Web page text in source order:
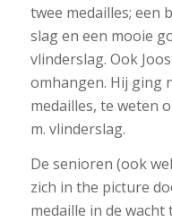
twee medailles; een
slag en een mooie
vlinderslag. Ook
omhangen. Hij ging
medailles, te weten
m. vlinderslag.
De senioren (ook
zich in the picture
medaille in de